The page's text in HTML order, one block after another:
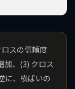
スの信頼度
加、(3) クロス
に、横ばいの